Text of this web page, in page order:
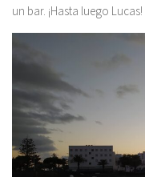
un bar. ¡Hasta luego Lucas!